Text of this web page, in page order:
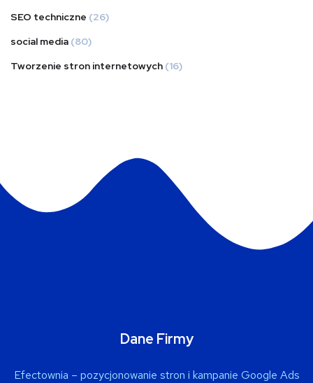
SEO techniczne (26)
social media (80)
Tworzenie stron internetowych (16)
Dane Firmy
Efectownia – pozycjonowanie stron i kampanie Google Ads